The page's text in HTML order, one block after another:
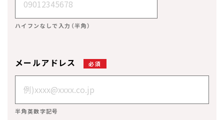
ハイフンなしで入力（半角）
メールアドレス 必須
半角英数字記号